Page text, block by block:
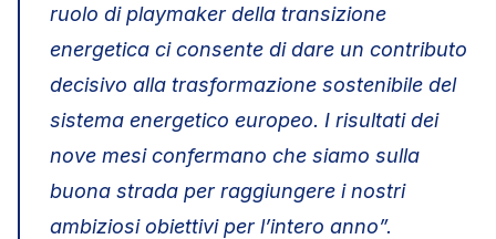
ruolo di playmaker della transizione
energetica ci consente di dare un contributo
decisivo alla trasformazione sostenibile del
sistema energetico europeo. I risultati dei
nove mesi confermano che siamo sulla
buona strada per raggiungere i nostri
ambiziosi obiettivi per l’intero anno”.